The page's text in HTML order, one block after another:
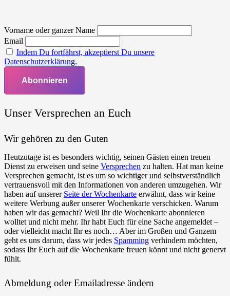
Vorname oder ganzer Name
Email
Indem Du fortfährst, akzeptierst Du unsere
Datenschutzerklärung.
Unser Versprechen an Euch
Wir gehören zu den Guten
Heutzutage ist es besonders wichtig, seinen Gästen einen treuen
Dienst zu erweisen und seine Versprechen zu halten. Hat man keine
Versprechen gemacht, ist es um so wichtiger und selbstverständlich
vertrauensvoll mit den Informationen von anderen umzugehen. Wir
haben auf unserer Seite der Wochenkarte erwähnt, dass wir keine
weitere Werbung außer unserer Wochenkarte verschicken. Warum
haben wir das gemacht? Weil Ihr die Wochenkarte abonnieren
wolltet und nicht mehr. Ihr habt Euch für eine Sache angemeldet –
oder vielleicht macht Ihr es noch… Aber im Großen und Ganzem
geht es uns darum, dass wir jedes Spamming verhindern möchten,
sodass Ihr Euch auf die Wochenkarte freuen könnt und nicht genervt
fühlt.
Abmeldung oder Emailadresse ändern